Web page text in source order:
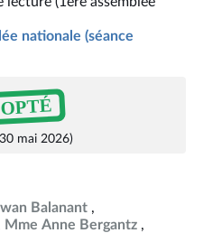
nationale (séance
mai 2026)
Balanant
Mme Anne Bergantz